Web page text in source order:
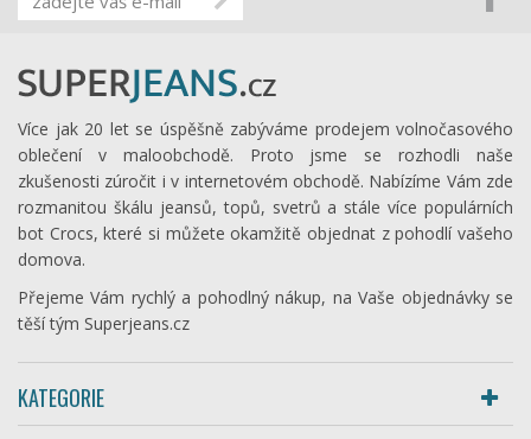
Více jak 20 let se úspěšně zabýváme prodejem volnočasového
oblečení v maloobchodě. Proto jsme se rozhodli naše
zkušenosti zúročit i v internetovém obchodě. Nabízíme Vám zde
rozmanitou škálu jeansů, topů, svetrů a stále více populárních
bot Crocs, které si můžete okamžitě objednat z pohodlí vašeho
domova.
Přejeme Vám rychlý a pohodlný nákup, na Vaše objednávky se
těší tým Superjeans.cz
KATEGORIE